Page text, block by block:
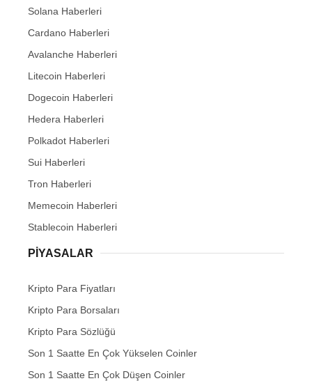
Solana Haberleri
Cardano Haberleri
Avalanche Haberleri
Litecoin Haberleri
Dogecoin Haberleri
Hedera Haberleri
Polkadot Haberleri
Sui Haberleri
Tron Haberleri
Memecoin Haberleri
Stablecoin Haberleri
PIYASALAR
Kripto Para Fiyatları
Kripto Para Borsaları
Kripto Para Sözlüğü
Son 1 Saatte En Çok Yükselen Coinler
Son 1 Saatte En Çok Düşen Coinler